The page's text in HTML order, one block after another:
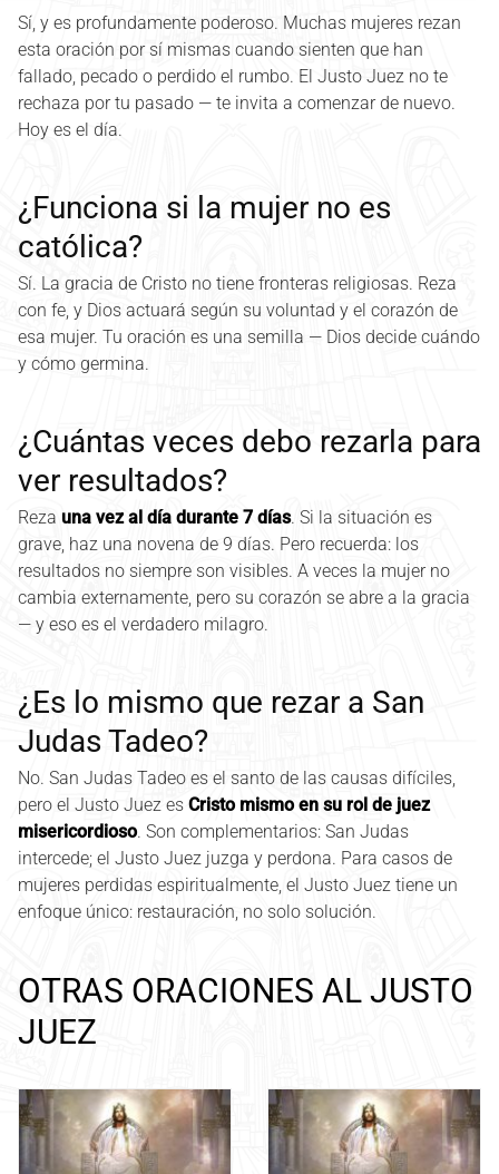
Sí, y es profundamente poderoso. Muchas mujeres rezan
esta oración por sí mismas cuando sienten que han
fallado, pecado o perdido el rumbo. El Justo Juez no te
rechaza por tu pasado — te invita a comenzar de nuevo.
Hoy es el día.
¿Funciona si la mujer no es
católica?
Sí. La gracia de Cristo no tiene fronteras religiosas. Reza
con fe, y Dios actuará según su voluntad y el corazón de
esa mujer. Tu oración es una semilla — Dios decide cuándo
y cómo germina.
¿Cuántas veces debo rezarla para
ver resultados?
Reza una vez al día durante 7 días. Si la situación es
grave, haz una novena de 9 días. Pero recuerda: los
resultados no siempre son visibles. A veces la mujer no
cambia externamente, pero su corazón se abre a la gracia
— y eso es el verdadero milagro.
¿Es lo mismo que rezar a San
Judas Tadeo?
No. San Judas Tadeo es el santo de las causas difíciles,
pero el Justo Juez es Cristo mismo en su rol de juez
misericordioso. Son complementarios: San Judas
intercede; el Justo Juez juzga y perdona. Para casos de
mujeres perdidas espiritualmente, el Justo Juez tiene un
enfoque único: restauración, no solo solución.
OTRAS ORACIONES AL JUSTO
JUEZ